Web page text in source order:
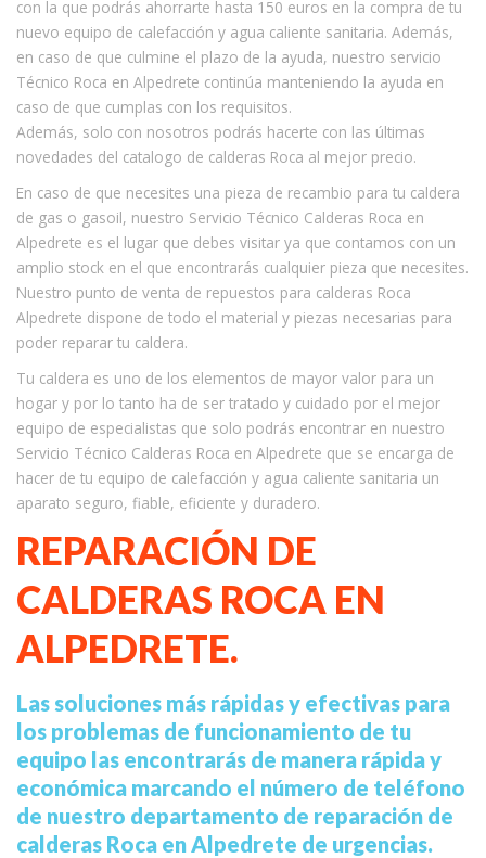
con la que podrás ahorrarte hasta 150 euros en la compra de tu
nuevo equipo de calefacción y agua caliente sanitaria. Además,
en caso de que culmine el plazo de la ayuda, nuestro servicio
Técnico Roca en Alpedrete continúa manteniendo la ayuda en
caso de que cumplas con los requisitos.
Además, solo con nosotros podrás hacerte con las últimas
novedades del catalogo de calderas Roca al mejor precio.
En caso de que necesites una pieza de recambio para tu caldera
de gas o gasoil, nuestro Servicio Técnico Calderas Roca en
Alpedrete es el lugar que debes visitar ya que contamos con un
amplio stock en el que encontrarás cualquier pieza que necesites.
Nuestro punto de venta de repuestos para calderas Roca
Alpedrete dispone de todo el material y piezas necesarias para
poder reparar tu caldera.
Tu caldera es uno de los elementos de mayor valor para un
hogar y por lo tanto ha de ser tratado y cuidado por el mejor
equipo de especialistas que solo podrás encontrar en nuestro
Servicio Técnico Calderas Roca en Alpedrete que se encarga de
hacer de tu equipo de calefacción y agua caliente sanitaria un
aparato seguro, fiable, eficiente y duradero.
REPARACIÓN DE
CALDERAS ROCA EN
ALPEDRETE.
Las soluciones más rápidas y efectivas para
los problemas de funcionamiento de tu
equipo las encontrarás de manera rápida y
económica marcando el número de teléfono
de nuestro departamento de reparación de
calderas Roca en Alpedrete de urgencias.